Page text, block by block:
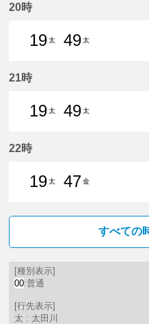
20時
19太
49太
21時
19太
49太
22時
19太
47金
すべての
[種別表示]
00:普通
[行先表示]
太 : 太田川